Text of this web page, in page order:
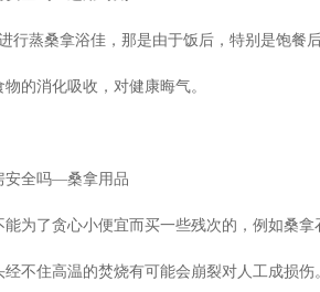
行蒸桑拿浴佳，那是由于饭后，特别是饱
的消化吸收，对健康晦气。
安全吗—桑拿用品
为了贪心小便宜而买一些残次的，例如桑
不住高温的焚烧有可能会崩裂对人工成损